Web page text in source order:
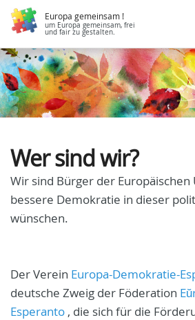
Europa gemeinsam !
um Europa gemeinsam, frei
und fair zu gestalten.
Wer sind wir?
Wir sind Bürger der Europäischen
bessere Demokratie in dieser
wünschen.
Der Verein Europa-Demokratie-
deutsche Zweig der Föderation
Esperanto , die sich für die